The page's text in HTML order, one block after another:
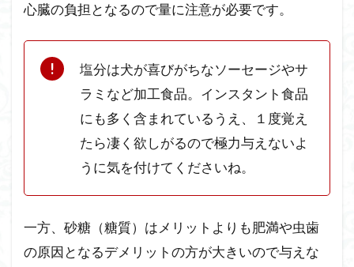
心臓の負担となるので量に注意が必要です。
塩分は犬が喜びがちなソーセージやサ
ラミなど加工食品。インスタント食品
にも多く含まれているうえ、１度覚え
たら凄く欲しがるので極力与えないよ
うに気を付けてくださいね。
一方、砂糖（糖質）はメリットよりも肥満や虫歯
の原因となるデメリットの方が大きいので与えな